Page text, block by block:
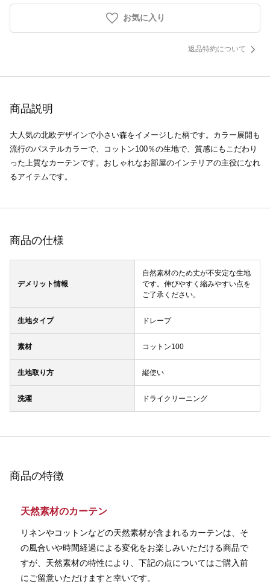
お気に入り
返品特約について
商品説明
大人気の北欧デザインで小さい森をイメージした柄です。カラー展開も
流行のパステルカラーで、コットン100％の生地で、質感にもこだわり
った上質なカーテンです。おしゃれなお部屋のインテリアの主役になれ
るアイテムです。
商品の仕様
デメリット情報
自然素材のため丈が不安定な生地
です。伸びやすく縮みやすい点を
ご了承ください。
生地タイプ ドレープ
素材 コットン100
生地取り方 縦使い
洗濯 ドライクリーニング
商品の特徴
天然素材のカーテン
リネンやコットンなどの天然素材が含まれるカーテンは、そ
の風合いや時間経過による変化をお楽しみいただける商品で
すが、天然素材の特性により、下記の点についてはご購入前
にご留意いただけますと幸いです。